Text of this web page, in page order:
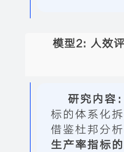
模型2: 人效
研究内容：
标的体系化
借鉴杜邦分
生产率指标